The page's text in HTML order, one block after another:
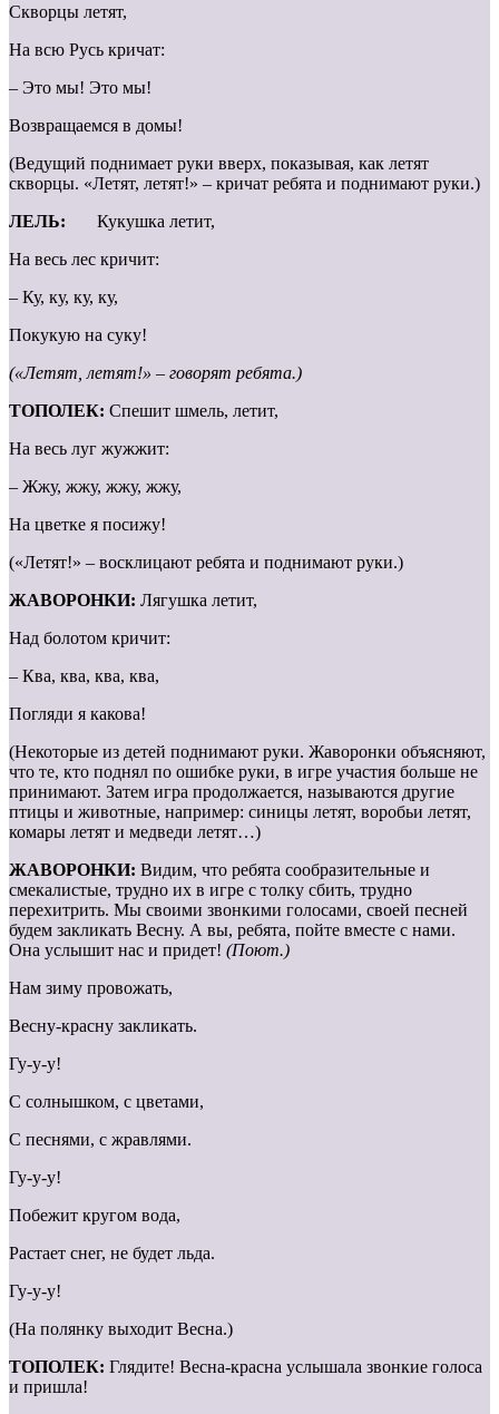
Скворцы летят,
На всю Русь кричат:
– Это мы! Это мы!
Возвращаемся в домы!
(Ведущий поднимает руки вверх, показывая, как летят
скворцы. «Летят, летят!» – кричат ребята и поднимают руки.)
ЛЕЛЬ: Кукушка летит,
На весь лес кричит:
– Ку, ку, ку, ку,
Покукую на суку!
(«Летят, летят!» – говорят ребята.)
ТОПОЛЕК: Спешит шмель, летит,
На весь луг жужжит:
– Жжу, жжу, жжу, жжу,
На цветке я посижу!
(«Летят!» – восклицают ребята и поднимают руки.)
ЖАВОРОНКИ: Лягушка летит,
Над болотом кричит:
– Ква, ква, ква, ква,
Погляди я какова!
(Некоторые из детей поднимают руки. Жаворонки объясняют,
что те, кто поднял по ошибке руки, в игре участия больше не
принимают. Затем игра продолжается, называются другие
птицы и животные, например: синицы летят, воробьи летят,
комары летят и медведи летят…)
ЖАВОРОНКИ: Видим, что ребята сообразительные и
смекалистые, трудно их в игре с толку сбить, трудно
перехитрить. Мы своими звонкими голосами, своей песней
будем закликать Весну. А вы, ребята, пойте вместе с нами.
Она услышит нас и придет! (Поют.)
Нам зиму провожать,
Весну-красну закликать.
Гу-у-у!
С солнышком, с цветами,
С песнями, с жравлями.
Гу-у-у!
Побежит кругом вода,
Растает снег, не будет льда.
Гу-у-у!
(На полянку выходит Весна.)
ТОПОЛЕК: Глядите! Весна-красна услышала звонкие голоса
и пришла!